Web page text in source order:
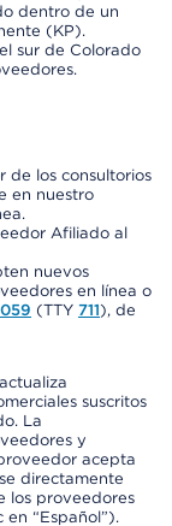
dentro de un
(KP).
sur de Colorado
de los consultorios
en nuestro
Afiliado al
nuevos
en línea o
(TTY 711), de
suscritos
La
y
acepta
directamente
los proveedores
en “Español”).